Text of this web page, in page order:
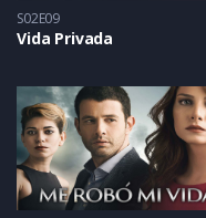
S02E09
Vida Privada